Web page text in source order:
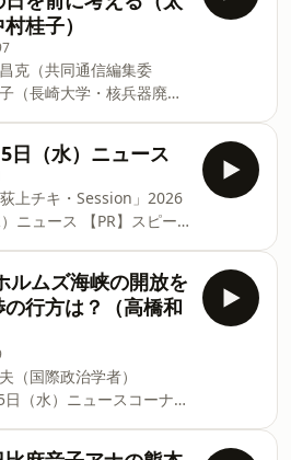
関する様々な学術的な知
研究成果などを報告して
で、情報社会学者の塚
6,000円OFFで始められま
7日間の無料体験つき）
＝＝＝＝＝＝
型ニュース・
荻上チキ・Session」 ★
～20:00 TBSラジオ
番組HP：⁠⁠⁠⁠⁠⁠⁠⁠⁠
桂子）
克（共同通信編集委
（長崎大学・核兵器廃絶
クはこちらのリンクから最
始められます（8/16ま
体験つき）👉
＝＝＝＝＝＝
ュース・プ
チキ・Session」 ★月
～20:00 TBSラジオで
ス：⁠⁠ss954@tbs.co.jp⁠⁠ 番
：⁠⁠⁠⁠⁠⁠⁠⁠⁠⁠⁠⁠⁠⁠⁠⁠⁠⁠⁠⁠⁠⁠⁠⁠⁠⁠⁠⁠⁠⁠⁠⁠@Session_
日（水）ニュース
荻上チキ・Session」2026
【PR】スピー
（8/16まで・7日間の無
👉https://bit.ly/4oOGExT
・プロジェクト「荻上チ
放送 パーソナリ
日比麻音子 番組
番組メールアド
番組Xアカウン
ハッシュタグは
ルムズ海峡の開放を
行方は？（高橋和
（国際政治学者）
日（水）ニュースコーナー
らのリンクから最大6,000